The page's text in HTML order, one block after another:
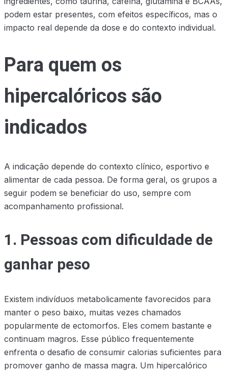
podem estar presentes, com efeitos específicos, mas o
impacto real depende da dose e do contexto individual.
Para quem os
hipercalóricos são
indicados
A indicação depende do contexto clínico, esportivo e
alimentar de cada pessoa. De forma geral, os grupos a
seguir podem se beneficiar do uso, sempre com
acompanhamento profissional.
1. Pessoas com dificuldade de
ganhar peso
Existem indivíduos metabolicamente favorecidos para
manter o peso baixo, muitas vezes chamados
popularmente de ectomorfos. Eles comem bastante e
continuam magros. Esse público frequentemente
enfrenta o desafio de consumir calorias suficientes para
promover ganho de massa magra. Um hipercalórico